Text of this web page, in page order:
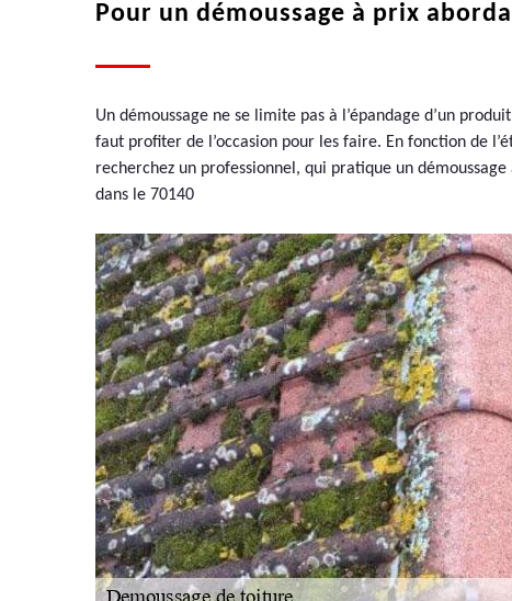
Pour un démoussage à prix
Un démoussage ne se limite pas à l’épandage d’un
faut profiter de l’occasion pour les faire. En fonction de
recherchez un professionnel, qui pratique un
dans le 70140